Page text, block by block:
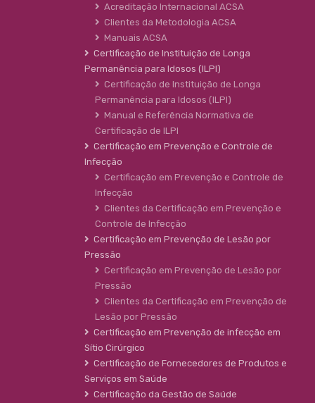
Acreditação Internacional ACSA
Clientes da Metodologia ACSA
Manuais ACSA
Certificação de Instituição de Longa
Permanência para Idosos (ILPI)
Certificação de Instituição de Longa
Permanência para Idosos (ILPI)
Manual e Referência Normativa de
Certificação de ILPI
Certificação em Prevenção e Controle de
Infecção
Certificação em Prevenção e Controle de
Infecção
Clientes da Certificação em Prevenção e
Controle de Infecção
Certificação em Prevenção de Lesão por
Pressão
Certificação em Prevenção de Lesão por
Pressão
Clientes da Certificação em Prevenção de
Lesão por Pressão
Certificação em Prevenção de infecção em
Sítio Cirúrgico
Certificação de Fornecedores de Produtos e
Serviços em Saúde
Certificação da Gestão de Saúde